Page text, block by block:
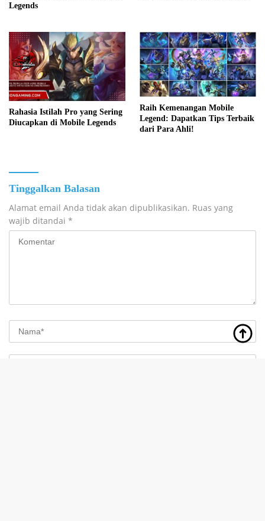
Legends
Rahasia Istilah Pro yang Sering
Diucapkan di Mobile Legends
Raih Kemenangan Mobile
Legend: Dapatkan Tips Terbaik
dari Para Ahli!
Tinggalkan Balasan
Alamat email Anda tidak akan dipublikasikan. Ruas yang
wajib ditandai *